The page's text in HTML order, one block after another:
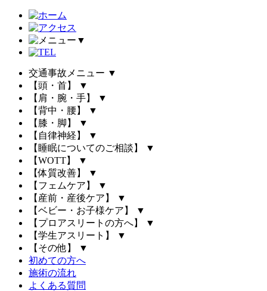
▼
交通事故メニュー ▼
【頭・首】
▼
【肩・腕・手】
▼
【背中・腰】
▼
【膝・脚】
▼
【自律神経】
▼
【睡眠についてのご相談】
▼
【WOTT】
▼
【体質改善】
▼
【フェムケア】
▼
【産前・産後ケア】
▼
【ベビー・お子様ケア】
▼
【プロアスリートの方へ】
▼
【学生アスリート】
▼
【その他】
▼
初めての方へ
施術の流れ
よくある質問